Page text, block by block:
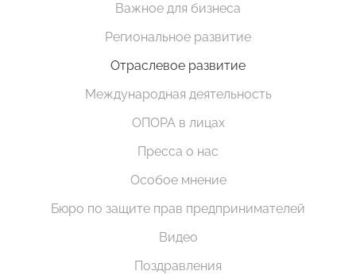
Важное для бизнеса
Региональное развитие
Отраслевое развитие
Международная деятельность
ОПОРА в лицах
Пресса о нас
Особое мнение
Бюро по защите прав предпринимателей
Видео
Поздравления